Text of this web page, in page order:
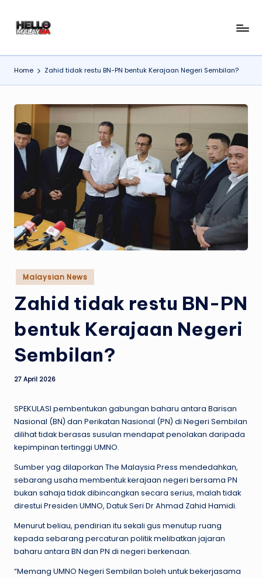
H
el
l
al
a
si
a
N
e
w
s
Home Zahid tidak restu BN-PN bentuk Kerajaan Negeri Sembilan?
Posted
in
Malaysian News
Zahid tidak restu BN-PN
bentuk Kerajaan Negeri
Sembilan?
27 April 2026
SPEKULASI pembentukan gabungan baharu antara Barisan
Nasional (BN) dan Perikatan Nasional (PN) di Negeri Sembilan
dilihat tidak berasas susulan mendapat penolakan daripada
kepimpinan tertinggi UMNO.
Sumber yag dilaporkan The Malaysia Press mendedahkan,
sebarang usaha membentuk kerajaan negeri bersama PN
bukan sahaja tidak dibincangkan secara serius, malah tidak
direstui Presiden UMNO, Datuk Seri Dr Ahmad Zahid Hamidi.
Menurut beliau, pendirian itu sekali gus menutup ruang
kepada sebarang percaturan politik melibatkan jajaran
baharu antara BN dan PN di negeri berkenaan.
“Memang UMNO Negeri Sembilan boleh untuk bekerjasama